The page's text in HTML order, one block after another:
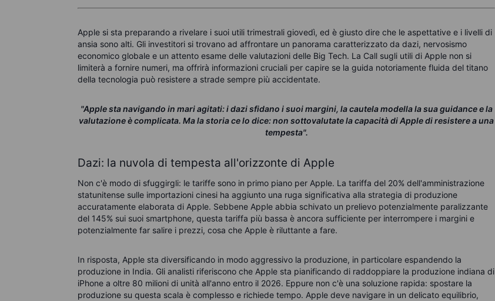
Apple si sta preparando a rivelare i suoi utili trimestrali giovedì, ed è giusto dire che le aspettative e i livelli di
ansia sono alti. Gli investitori si trovano ad affrontare un panorama caratterizzato da dazi, nervosismo
economico globale e un attento esame delle valutazioni delle Big Tech. La Call sugli utili di Apple non si
limiterà a fornire numeri, ma offrirà informazioni cruciali per capire se la guida notoriamente fluida del titano
della tecnologia può resistere a strade sempre più accidentate.
"Apple sta navigando in mari agitati: i dazi sfidano i suoi margini, la cautela modella la sua guidance e la
valutazione è complicata. Ma la storia ce lo dice: non sottovalutate la capacità di Apple di resistere a una
tempesta".
Dazi: la nuvola di tempesta all'orizzonte di Apple
Non c'è modo di sfuggirgli: le tariffe sono in primo piano per Apple. La tariffa del 20% dell'amministrazione
statunitense sulle importazioni cinesi ha aggiunto una ruga significativa alla strategia di produzione
accuratamente elaborata di Apple. Sebbene Apple abbia schivato un prelievo potenzialmente paralizzante
del 145% sui suoi smartphone, questa tariffa più bassa è ancora sufficiente per interrompere i margini e
potenzialmente far salire i prezzi, cosa che Apple è riluttante a fare.
In risposta, Apple sta diversificando in modo aggressivo la produzione, in particolare espandendo la
produzione in India. Gli analisti riferiscono che Apple sta pianificando di raddoppiare la produzione indiana di
iPhone a oltre 80 milioni di unità all'anno entro il 2026. Eppure non c'è una soluzione rapida: spostare la
produzione su questa scala è complesso e richiede tempo. Apple deve navigare in un delicato equilibrio,